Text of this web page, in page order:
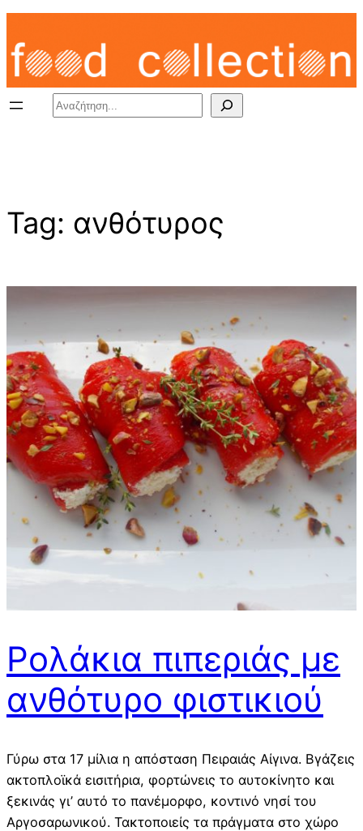
Skip
content
Search
Tag: ανθότυρος
Ρολάκια πιπεριάς με
ανθότυρο φιστικιού
Γύρω στα 17 μίλια η απόσταση Πειραιάς Αίγινα. Βγάζεις
ακτοπλοϊκά εισιτήρια, φορτώνεις το αυτοκίνητο και
ξεκινάς γι’ αυτό το πανέμορφο, κοντινό νησί του
Αργοσαρωνικού. Τακτοποιείς τα πράγματα στο χώρο